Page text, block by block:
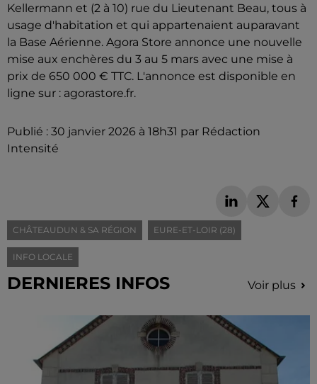
Kellermann et (2 à 10) rue du Lieutenant Beau, tous à
usage d'habitation et qui appartenaient auparavant
la Base Aérienne. Agora Store annonce une nouvelle
mise aux enchères du 3 au 5 mars avec une mise à
prix de 650 000 € TTC. L'annonce est disponible en
ligne sur : agorastore.fr.
Publié : 30 janvier 2026 à 18h31 par Rédaction
Intensité
CHÂTEAUDUN & SA RÉGION EURE-ET-LOIR (28)
INFO LOCALE
DERNIERES INFOS Voir plus